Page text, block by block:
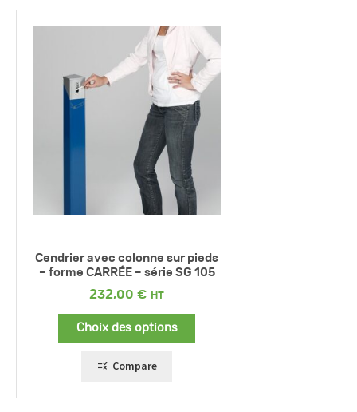
Cendrier avec colonne sur pieds
– forme CARRÉE – série SG 105
232,00 €
Choix des options
Compare